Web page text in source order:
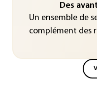
Des
Un ensemble de
complément des